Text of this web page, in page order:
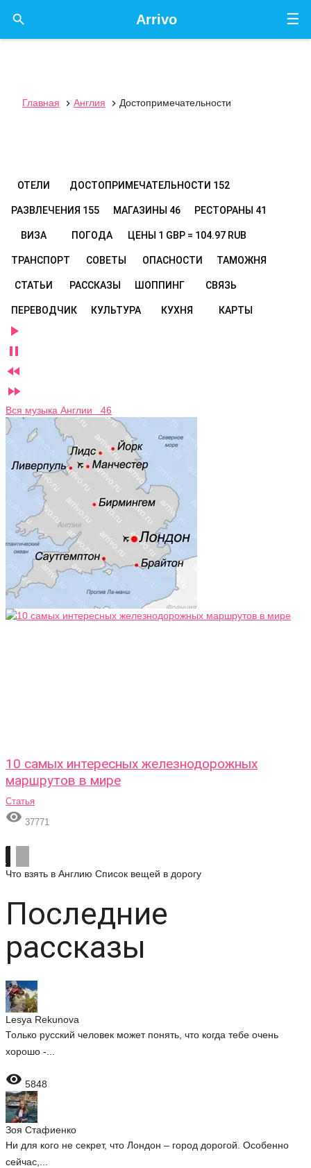
☰
Arrivo

Главная  Англия  Достопримечательности
ОТЕЛИ ДОСТОПРИМЕЧАТЕЛЬНОСТИ 152
РАЗВЛЕЧЕНИЯ 155 МАГАЗИНЫ 46 РЕСТОРАНЫ 41
ВИЗА ПОГОДА ЦЕНЫ 1 GBP = 104.97 RUB
ТРАНСПОРТ СОВЕТЫ ОПАСНОСТИ ТАМОЖНЯ
СТАТЬИ РАССКАЗЫ ШОППИНГ СВЯЗЬ
ПЕРЕВОДЧИК КУЛЬТУРА КУХНЯ КАРТЫ




Вся музыка Англии 46
10 самых интересных железнодорожных
маршрутов в мире
Статья
 37771
Что взять в Англию Список вещей в дорогу
Последние
рассказы
Lesya Rekunova
Только русский человек может понять, что когда тебе очень
хорошо -...
 5848
Зоя Стафиенко
Ни для кого не секрет, что Лондон – город дорогой. Особенно
сейчас,...